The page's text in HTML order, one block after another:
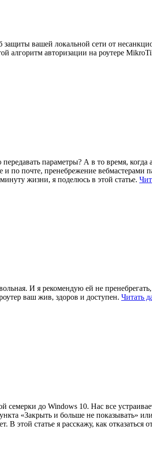
вашей локальной сети от
алгоритм авторизации на роутере
параметры? А в то время,
и по почте, пренебрежение
жизни, я поделюсь в этой статье.
И я рекомендую ей не
ваш жив, здоров и доступен. Читать
семерки до Windows 10. Нас все
«Закрыть и больше не показывать»
этой статье я расскажу, как отказаться